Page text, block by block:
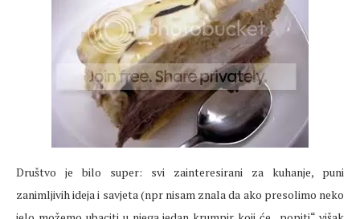
Društvo je bilo super: svi zainteresirani za kuhanje, puni
zanimljivih ideja i savjeta (npr nisam znala da ako presolimo neko